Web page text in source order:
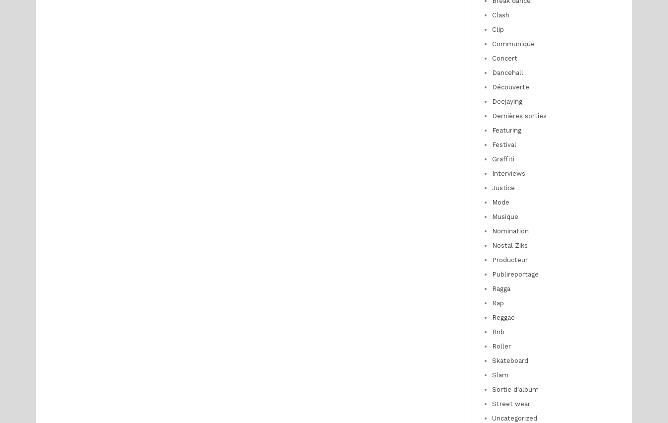
Clash
Clip
Communiqué
Concert
Dancehall
Découverte
Deejaying
Dernières sorties
Featuring
Festival
Graffiti
Interviews
Justice
Mode
Musique
Nomination
Nostal-Ziks
Producteur
Publireportage
Ragga
Rap
Reggae
Rnb
Roller
Skateboard
Slam
Sortie d'album
Street wear
Uncategorized